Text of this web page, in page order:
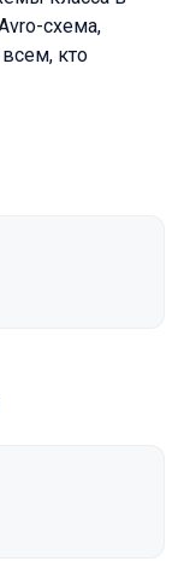
схема,
кто